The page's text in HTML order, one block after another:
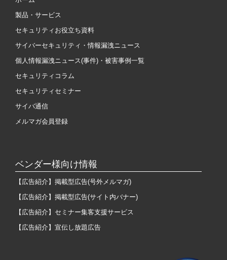
製品・サービス
セキュリティお役立ち資料
サイバーセキュリティ・情報漏洩ニュース
個人情報漏洩ニュース(事件)・被害事例一覧
セキュリティコラム
セキュリティセミナー
サイバ通信
メルマガ会員登録
ベンダー様向け情報
【広告紹介】掲載型広告(号外メルマガ)
【広告紹介】掲載型広告(サイト内バナー)
【広告紹介】セミナー集客支援サービス
【広告紹介】宣伝し放題広告